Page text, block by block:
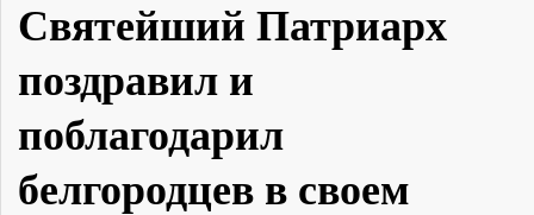
Святейший Патриарх
поздравил и
поблагодарил
белгородцев в своем